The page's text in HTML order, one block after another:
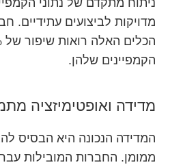
ניתוח מתקדם של נתוני
מדויקות לביצועים עתידיים.
הקמפיינים שלהן.
מדידה ואופטימיזציה
המדידה הנכונה היא הבסיס